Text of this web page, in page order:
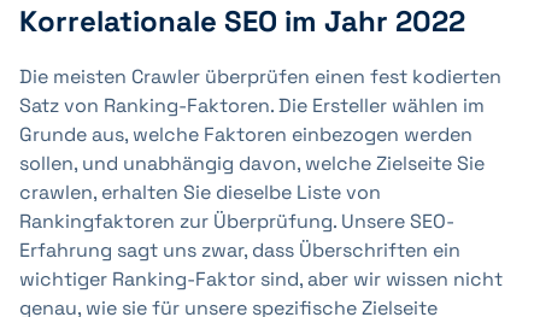
Korrelationale SEO im Jahr 2022
Die meisten Crawler überprüfen einen fest kodierten
Satz von Ranking-Faktoren. Die Ersteller wählen im
Grunde aus, welche Faktoren einbezogen werden
sollen, und unabhängig davon, welche Zielseite Sie
crawlen, erhalten Sie dieselbe Liste von
Rankingfaktoren zur Überprüfung. Unsere SEO-
Erfahrung sagt uns zwar, dass Überschriften ein
wichtiger Ranking-Faktor sind, aber wir wissen nicht
genau, wie sie für unsere spezifische Zielseite